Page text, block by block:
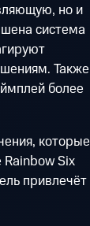
но и
система
Также
более
которые
Six
привлечёт